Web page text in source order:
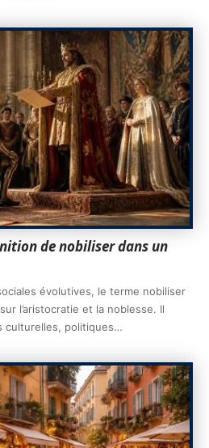
de nobiliser dans un
évolutives, le terme nobiliser
l’aristocratie et la noblesse. Il
culturelles, politiques…